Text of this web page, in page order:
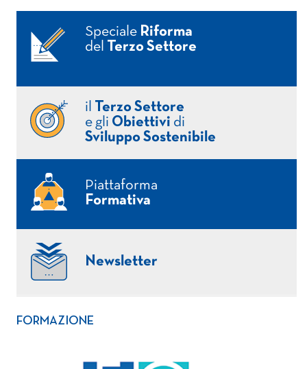
Speciale Riforma
del
Terzo Settore
il
Terzo Settore
e gli Obiettivi di
Sviluppo Sostenibile
Piattaforma
Formativa
Newsletter
FORMAZIONE